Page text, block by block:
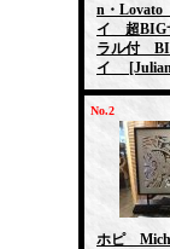
n・
イ 超BIG
ラル付
イ
No.2
ホピ